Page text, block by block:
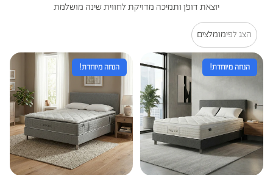
יוצאת דופן ותמיכה מדויקת לחווית שינה מושלמת
הצג לפימומלצים
הנחה מיוחדת! הנחה מיוחדת!